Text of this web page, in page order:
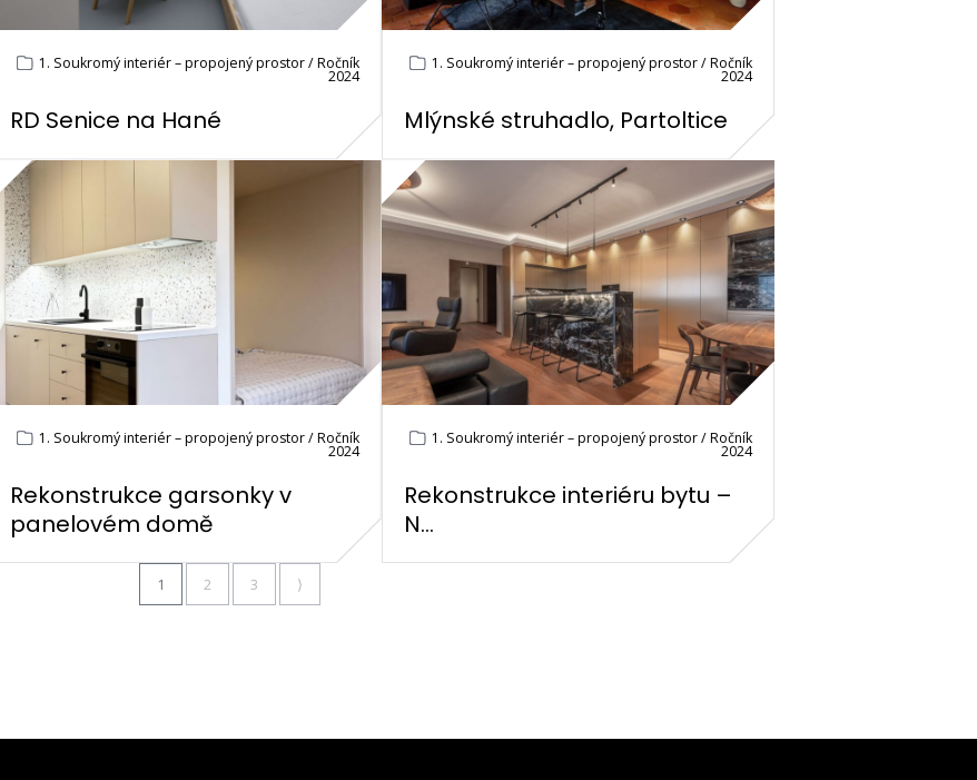
1. Soukromý interiér – propojený prostor / Ročník
2024
RD Senice na Hané
1. Soukromý interiér – propojený prostor / Ročník
2024
Mlýnské struhadlo, Partoltice
1. Soukromý interiér – propojený prostor / Ročník
2024
Rekonstrukce garsonky v
panelovém domě
1. Soukromý interiér – propojený prostor / Ročník
2024
Rekonstrukce interiéru bytu –
N...
1 2 3 ⟩